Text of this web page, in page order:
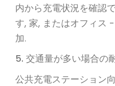
内から充電状況を確認
す, 家, またはオフィス
加.
5. 交通量が多い場合の
公共充電ステーション